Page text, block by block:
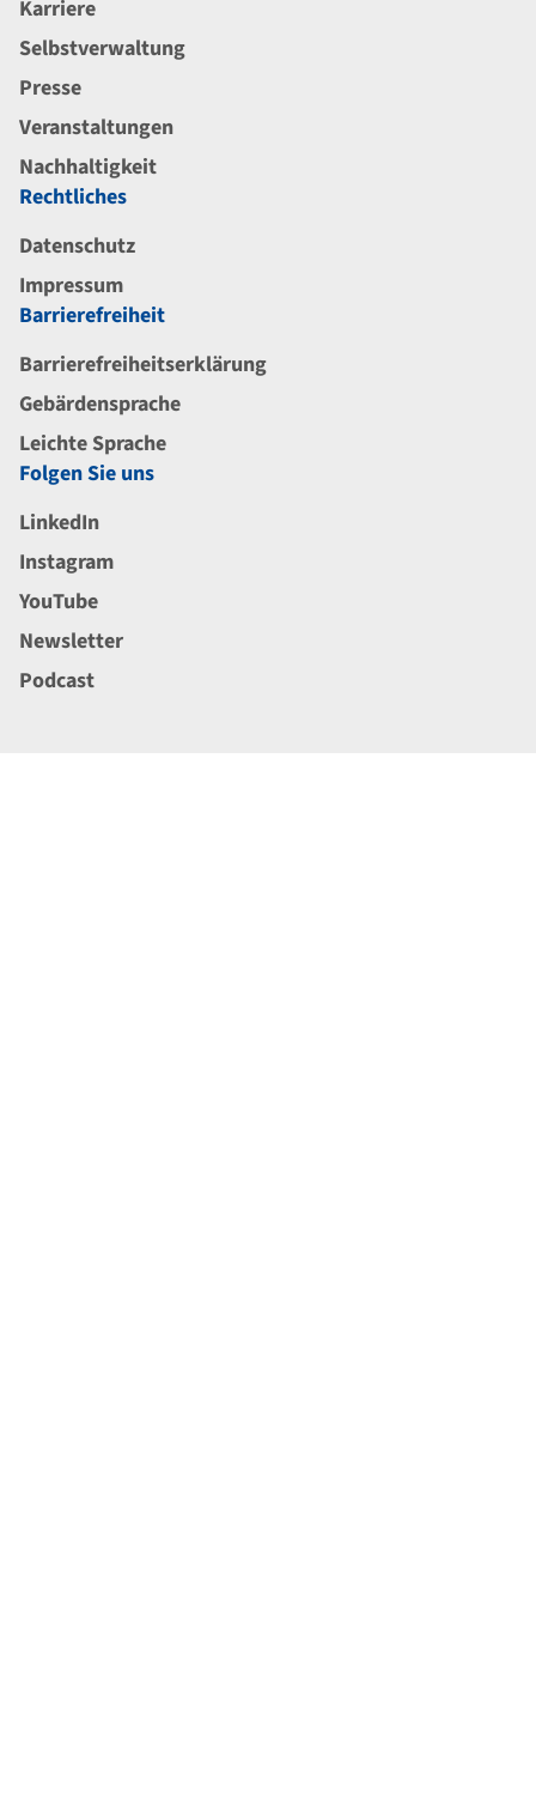
Karriere
Selbstverwaltung
Presse
Veranstaltungen
Nachhaltigkeit
Rechtliches
Datenschutz
Impressum
Barrierefreiheit
Barrierefreiheitserklärung
Gebärdensprache
Leichte Sprache
Folgen Sie uns
LinkedIn
Instagram
YouTube
Newsletter
Podcast